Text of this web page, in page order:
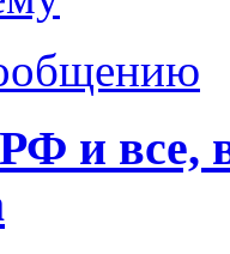
и все,